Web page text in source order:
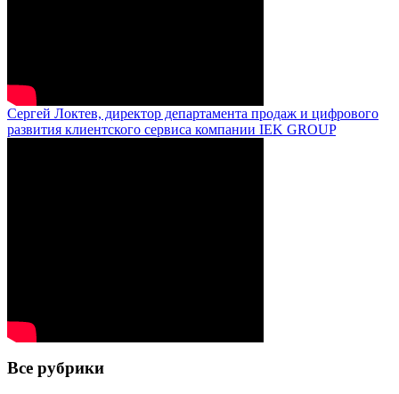
Сергей Локтев, директор департамента продаж и цифрового
развития клиентского сервиса компании IEK GROUP
Все рубрики